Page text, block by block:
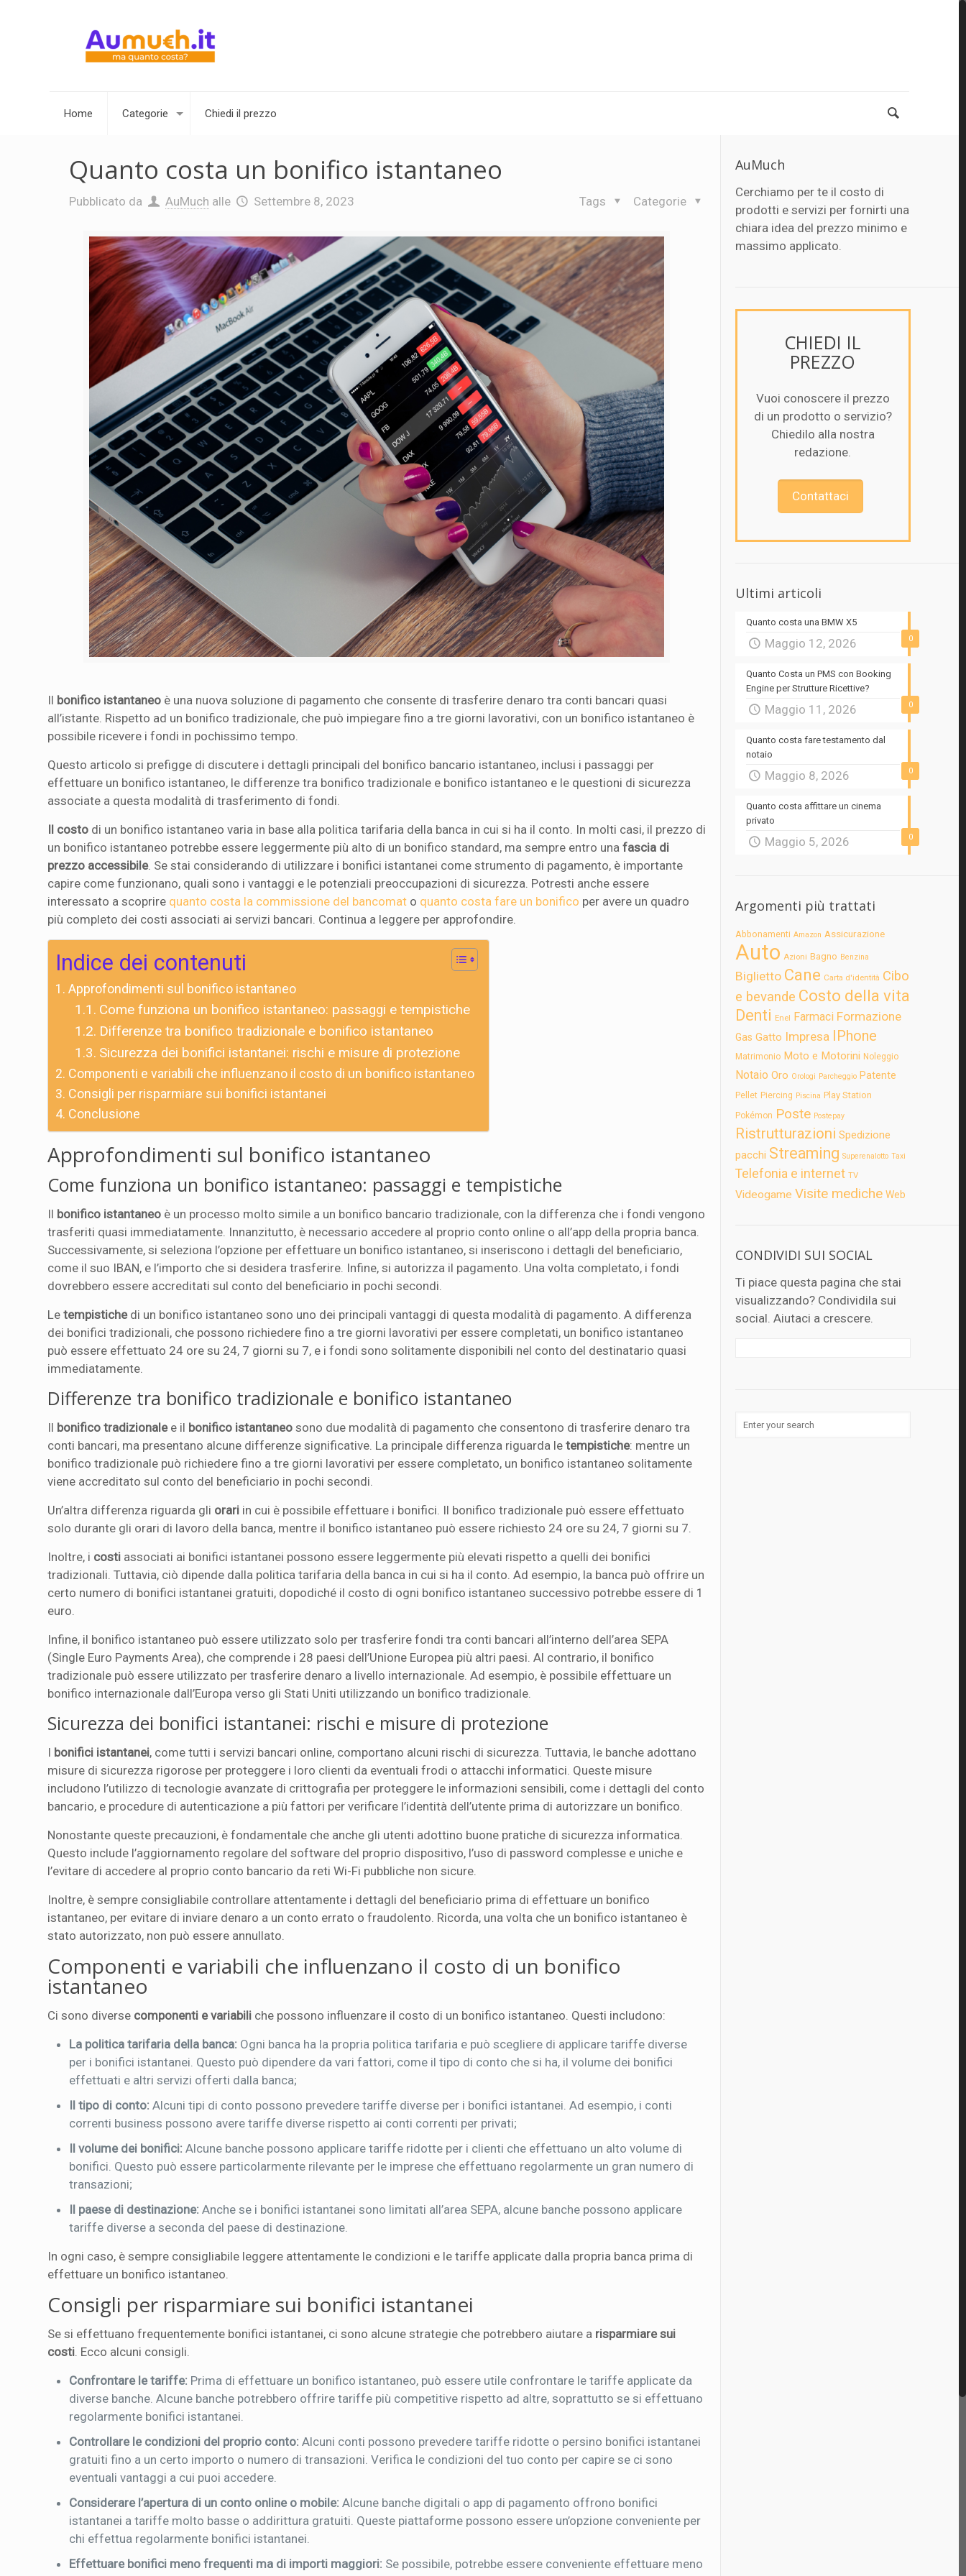
Home Categorie Chiedi il prezzo
Quanto costa un bonifico istantaneo
Pubblicato da AuMuch alle Settembre 8, 2023 Categorie
Tags
Il bonifico istantaneo è una nuova soluzione di pagamento che consente di trasferire denaro tra conti bancari quasi
all’istante. Rispetto ad un bonifico tradizionale, che può impiegare fino a tre giorni lavorativi, con un bonifico istantaneo è
possibile ricevere i fondi in pochissimo tempo.
Questo articolo si prefigge di discutere i dettagli principali del bonifico bancario istantaneo, inclusi i passaggi per
effettuare un bonifico istantaneo, le differenze tra bonifico tradizionale e bonifico istantaneo e le questioni di sicurezza
associate a questa modalità di trasferimento di fondi.
Il costo di un bonifico istantaneo varia in base alla politica tarifaria della banca in cui si ha il conto. In molti casi, il prezzo di
un bonifico istantaneo potrebbe essere leggermente più alto di un bonifico standard, ma sempre entro unafascia di
prezzo accessibile. Se stai considerando di utilizzare i bonifici istantanei come strumento di pagamento, è importante
capire come funzionano, quali sono i vantaggi e le potenziali preoccupazioni di sicurezza. Potresti anche essere
interessato a scoprire quanto costa la commissione del bancomat o quanto costa fare un bonifico per avere un quadro
più completo dei costi associati ai servizi bancari. Continua a leggere per approfondire.
Indice dei contenuti
Approfondimenti sul bonifico istantaneo
Come funziona un bonifico istantaneo: passaggi e tempistiche
Differenze tra bonifico tradizionale e bonifico istantaneo
Sicurezza dei bonifici istantanei: rischi e misure di protezione
Componenti e variabili che influenzano il costo di un bonifico istantaneo
Consigli per risparmiare sui bonifici istantanei
Conclusione
Approfondimenti sul bonifico istantaneo
Come funziona un bonifico istantaneo: passaggi e tempistiche
Il bonifico istantaneo è un processo molto simile a un bonifico bancario tradizionale, con la differenza che i fondi vengono
trasferiti quasi immediatamente. Innanzitutto, è necessario accedere al proprio conto online o all’app della propria banca.
Successivamente, si seleziona l’opzione per effettuare un bonifico istantaneo, si inseriscono i dettagli del beneficiario,
come il suo IBAN, e l’importo che si desidera trasferire. Infine, si autorizza il pagamento. Una volta completato, i fondi
dovrebbero essere accreditati sul conto del beneficiario in pochi secondi.
Letempistichedi un bonifico istantaneo sono uno dei principali vantaggi di questa modalità di pagamento. A differenza
dei bonifici tradizionali, che possono richiedere fino a tre giorni lavorativi per essere completati, un bonifico istantaneo
può essere effettuato 24 ore su 24, 7 giorni su 7, e i fondi sono solitamente disponibili nel conto del destinatario quasi
immediatamente.
Differenze tra bonifico tradizionale e bonifico istantaneo
Il bonifico tradizionalee il bonifico istantaneo sono due modalità di pagamento che consentono di trasferire denaro tra
conti bancari, ma presentano alcune differenze significative. La principale differenza riguarda letempistiche: mentre un
bonifico tradizionale può richiedere fino a tre giorni lavorativi per essere completato, un bonifico istantaneo solitamente
viene accreditato sul conto del beneficiario in pochi secondi.
Un’altra differenza riguarda gli orari in cui è possibile effettuare i bonifici. Il bonifico tradizionale può essere effettuato
solo durante gli orari di lavoro della banca, mentre il bonifico istantaneo può essere richiesto 24 ore su 24, 7 giorni su 7.
Inoltre, i costi associati ai bonifici istantanei possono essere leggermente più elevati rispetto a quelli dei bonifici
tradizionali. Tuttavia, ciò dipende dalla politica tarifaria della banca in cui si ha il conto. Ad esempio, la banca può offrire un
certo numero di bonifici istantanei gratuiti, dopodiché il costo di ogni bonifico istantaneo successivo potrebbe essere di 1
euro.
Infine, il bonifico istantaneo può essere utilizzato solo per trasferire fondi tra conti bancari all’interno dell’area SEPA
(Single Euro Payments Area), che comprende i 28 paesi dell’Unione Europea più altri paesi. Al contrario, il bonifico
tradizionale può essere utilizzato per trasferire denaro a livello internazionale. Ad esempio, è possibile effettuare un
bonifico internazionale dall’Europa verso gli Stati Uniti utilizzando un bonifico tradizionale.
Sicurezza dei bonifici istantanei: rischi e misure di protezione
I bonifici istantanei, come tutti i servizi bancari online, comportano alcuni rischi di sicurezza. Tuttavia, le banche adottano
misure di sicurezza rigorose per proteggere i loro clienti da eventuali frodi o attacchi informatici. Queste misure
includono l’utilizzo di tecnologie avanzate di crittografia per proteggere le informazioni sensibili, come i dettagli del conto
bancario, e procedure di autenticazione a più fattori per verificare l’identità dell’utente prima di autorizzare un bonifico.
Nonostante queste precauzioni, è fondamentale che anche gli utenti adottino buone pratiche di sicurezza informatica.
Questo include l’aggiornamento regolare del software del proprio dispositivo, l’uso di password complesse e uniche e
l’evitare di accedere al proprio conto bancario da reti Wi-Fi pubbliche non sicure.
Inoltre, è sempre consigliabile controllare attentamente i dettagli del beneficiario prima di effettuare un bonifico
istantaneo, per evitare di inviare denaro a un conto errato o fraudolento. Ricorda, una volta che un bonifico istantaneo è
stato autorizzato, non può essere annullato.
Componenti e variabili che influenzano il costo di un bonifico
istantaneo
Ci sono diverse componenti e variabili che possono influenzare il costo di un bonifico istantaneo. Questi includono:
La politica tarifaria della banca: Ogni banca ha la propria politica tarifaria e può scegliere di applicare tariffe diverse
per i bonifici istantanei. Questo può dipendere da vari fattori, come il tipo di conto che si ha, il volume dei bonifici
effettuati e altri servizi offerti dalla banca;
Il tipo di conto: Alcuni tipi di conto possono prevedere tariffe diverse per i bonifici istantanei. Ad esempio, i conti
correnti business possono avere tariffe diverse rispetto ai conti correnti per privati;
Il volume dei bonifici: Alcune banche possono applicare tariffe ridotte per i clienti che effettuano un alto volume di
bonifici. Questo può essere particolarmente rilevante per le imprese che effettuano regolarmente un gran numero di
transazioni;
Il paese di destinazione: Anche se i bonifici istantanei sono limitati all’area SEPA, alcune banche possono applicare
tariffe diverse a seconda del paese di destinazione.
In ogni caso, è sempre consigliabile leggere attentamente le condizioni e le tariffe applicate dalla propria banca prima di
effettuare un bonifico istantaneo.
Consigli per risparmiare sui bonifici istantanei
Se si effettuano frequentemente bonifici istantanei, ci sono alcune strategie che potrebbero aiutare a risparmiare sui
costi. Ecco alcuni consigli.
Confrontare le tariffe: Prima di effettuare un bonifico istantaneo, può essere utile confrontare le tariffe applicate da
diverse banche. Alcune banche potrebbero offrire tariffe più competitive rispetto ad altre, soprattutto se si effettuano
regolarmente bonifici istantanei.
Controllare le condizioni del proprio conto: Alcuni conti possono prevedere tariffe ridotte o persino bonifici istantanei
gratuiti fino a un certo importo o numero di transazioni. Verifica le condizioni del tuo conto per capire se ci sono
eventuali vantaggi a cui puoi accedere.
Considerare l’apertura di un conto online o mobile: Alcune banche digitali o app di pagamento offrono bonifici
istantanei a tariffe molto basse o addirittura gratuiti. Queste piattaforme possono essere un’opzione conveniente per
chi effettua regolarmente bonifici istantanei.
Effettuare bonifici meno frequenti ma di importi maggiori: Se possibile, potrebbe essere conveniente effettuare meno
AuMuch
Cerchiamo per te il costo di
prodotti e servizi per fornirti una
chiara idea del prezzo minimo e
massimo applicato.
CHIEDI IL
PREZZO
Vuoi conoscere il prezzo
di un prodotto o servizio?
Chiedilo alla nostra
redazione.
Contattaci
Ultimi articoli
0
Quanto costa una BMW X5
Maggio 12, 2026
0
Quanto Costa un PMS con Booking
Engine per Strutture Ricettive?
Maggio 11, 2026
0
Quanto costa fare testamento dal
notaio
Maggio 8, 2026
0
Quanto costa affittare un cinema
privato
Maggio 5, 2026
Argomenti più trattati
Abbonamenti Amazon Assicurazione
Auto Azioni Bagno Benzina
Biglietto Cane Carta d'identità Cibo
e bevande Costo della vita
Denti Enel Farmaci Formazione
Gas Gatto Impresa IPhone
Matrimonio Moto e Motorini Noleggio
Notaio Oro Orologi Parcheggio Patente
Pellet Piercing Piscina Play Station
Pokémon Poste Postepay
Ristrutturazioni Spedizione
pacchi Streaming Superenalotto Taxi
Telefonia e internet TV
Videogame Visite mediche Web
CONDIVIDI SUI SOCIAL
Ti piace questa pagina che stai
visualizzando? Condividila sui
social. Aiutaci a crescere.